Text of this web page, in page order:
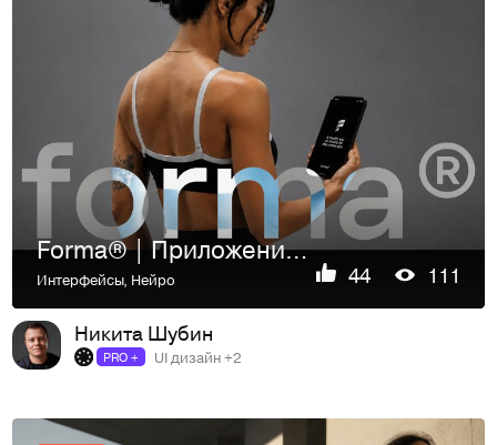
Forma® | Приложение для спорта
Интерфейсы, Нейро 44 111
Никита Шубин
PRO + UI дизайн +2